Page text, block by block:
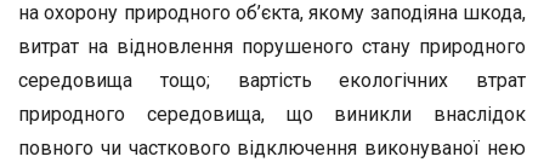
на охорону природного об’єкта, якому заподіяна шкода,
витрат на відновлення порушеного стану природного
середовища тощо; вартість екологічних втрат
природного середовища, що виникли внаслідок
повного чи часткового відключення виконуваної нею